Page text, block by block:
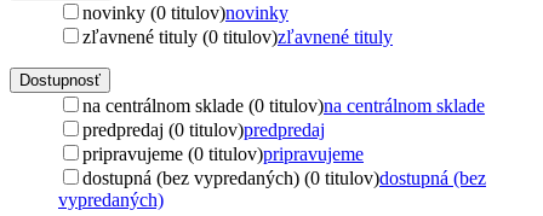
novinky (0 titulov)novinky
zľavnené tituly (0 titulov)zľavnené tituly
Dostupnosť
na centrálnom sklade (0 titulov)na centrálnom sklade
predpredaj (0 titulov)predpredaj
pripravujeme (0 titulov)pripravujeme
dostupná (bez vypredaných) (0 titulov)dostupná (bez
vypredaných)